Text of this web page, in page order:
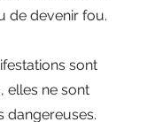
de devenir fou.
sont
elles ne sont
dangereuses.